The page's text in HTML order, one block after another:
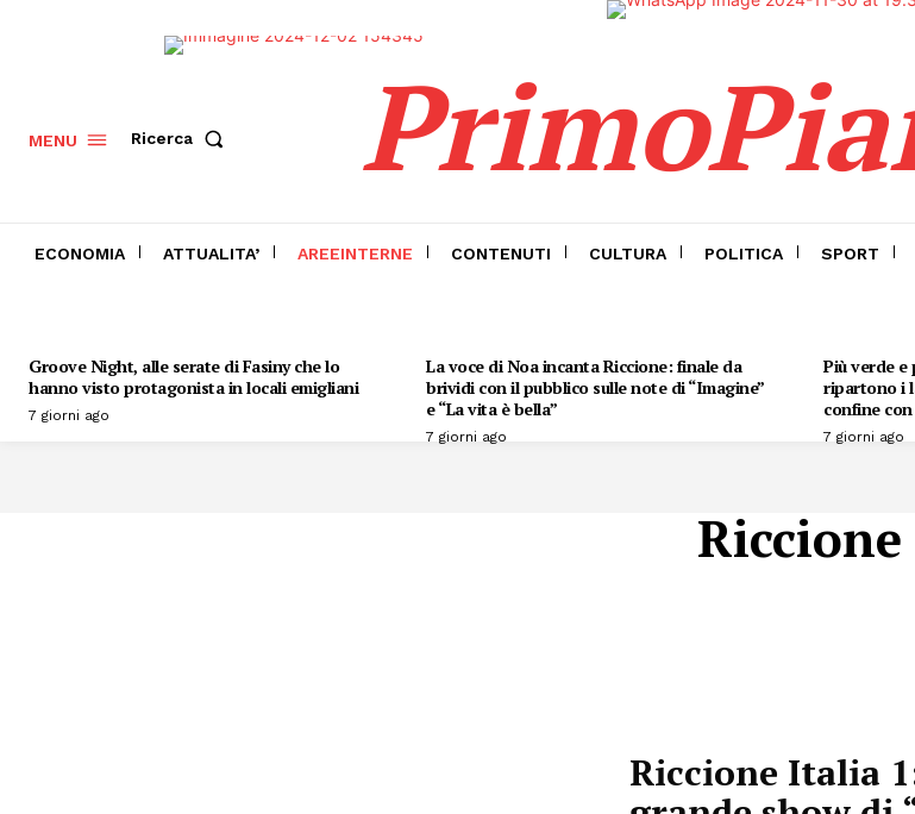
MENU Ricerca
ECONOMIA ATTUALITA’ AREEINTERNE CONTENUTI CULTURA POLITICA SPORT
Groove Night, alle serate di Fasiny che lo
hanno visto protagonista in locali emigliani
7 giorni ago
La voce di Noa incanta Riccione: finale da
brividi con il pubblico sulle note di “Imagine”
e “La vita è bella”
7 giorni ago
Più verde e
ripartono i
confine
7 giorni ago
Riccione
Riccione Italia